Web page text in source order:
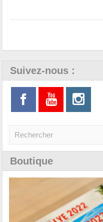
Suivez-nous :
Boutique